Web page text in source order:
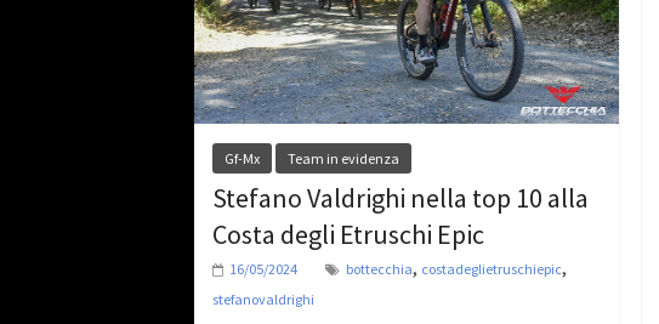
Gf-Mx Team in evidenza
Stefano Valdrighi nella top 10 alla
Costa degli Etruschi Epic
16/05/2024 bottecchia, costadeglietruschiepic,
stefanovaldrighi